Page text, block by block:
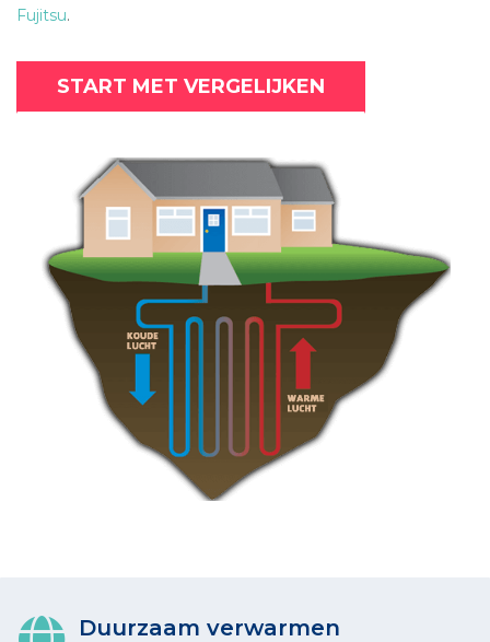
Fujitsu.
START MET VERGELIJKEN
Duurzaam verwarmen